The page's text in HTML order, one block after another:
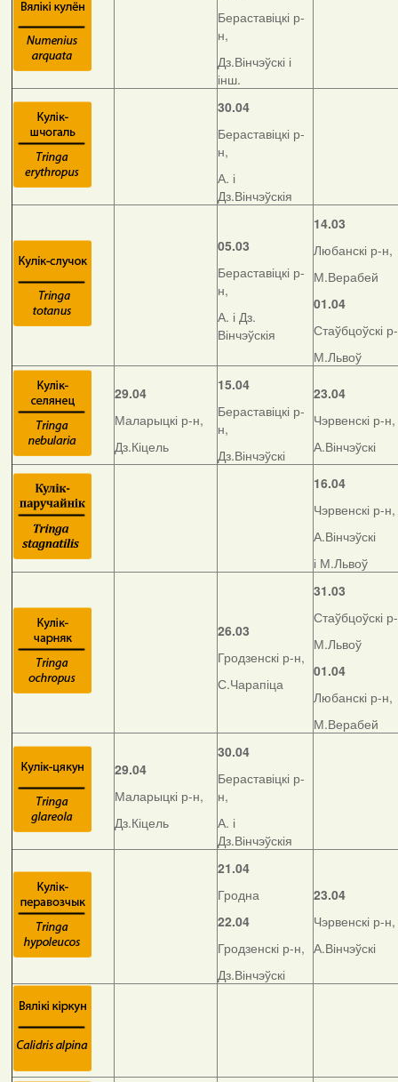
Бераставіцкі р-
н,
Дз.Вінчэўскі і
інш.
30.04
Бераставіцкі р-
н,
А. і
Дз.Вінчэўскія
05.03
Бераставіцкі р-
н,
А. і Дз.
Вінчэўскія
14.03
Любанскі р-н,
М.Верабей
01.04
Стаўбцоўскі
М.Львоў
29.04
Маларыцкі р-н,
Дз.Кіцель
15.04
Бераставіцкі р-
н,
Дз.Вінчэўскі
23.04
Чэрвенскі р-н,
А.Вінчэўскі
16.04
Чэрвенскі р-н,
А.Вінчэўскі
і М.Львоў
26.03
Гродзенскі р-н,
С.Чарапіца
31.03
Стаўбцоўскі
М.Львоў
01.04
Любанскі р-н,
М.Верабей
29.04
Маларыцкі р-н,
Дз.Кіцель
30.04
Бераставіцкі р-
н,
А. і
Дз.Вінчэўскія
21.04
Гродна
22.04
Гродзенскі р-н,
Дз.Вінчэўскі
23.04
Чэрвенскі р-н,
А.Вінчэўскі